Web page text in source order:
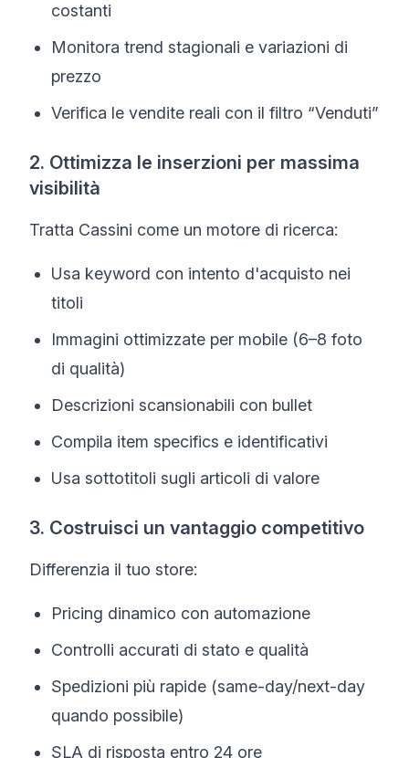
costanti
Monitora trend stagionali e variazioni di
prezzo
Verifica le vendite reali con il filtro “Venduti”
2. Ottimizza le inserzioni per massima
visibilità
Tratta Cassini come un motore di ricerca:
Usa keyword con intento d'acquisto nei
titoli
Immagini ottimizzate per mobile (6–8 foto
di qualità)
Descrizioni scansionabili con bullet
Compila item specifics e identificativi
Usa sottotitoli sugli articoli di valore
3. Costruisci un vantaggio competitivo
Differenzia il tuo store:
Pricing dinamico con automazione
Controlli accurati di stato e qualità
Spedizioni più rapide (same-day/next-day
quando possibile)
SLA di risposta entro 24 ore